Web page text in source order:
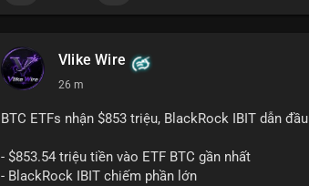
Vlike Wire
26 m
BTC ETFs nhận $853 triệu, BlackRock IBIT dẫn đầu
- $853.54 triệu tiền vào ETF BTC gần nhất
- BlackRock IBIT chiếm phần lớn